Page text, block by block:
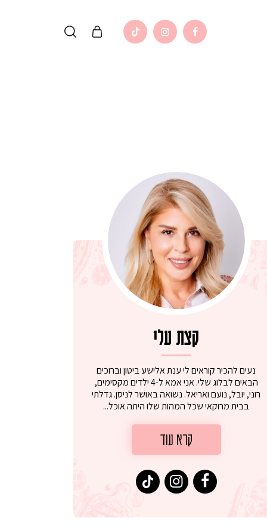
קצת עלי
נעים להכיר קוראים לי ענת אלישע ביטון וברוכים
הבאים לבלוג שלי. אני אמא ל-4 ילדים מקסימים,
רוני, יובל, נועם ואריאל. נשואה באושר לניסן. גדלתי
בבית מרוקאי שכל המהות שלו היתה אוכל...
קרא עוד